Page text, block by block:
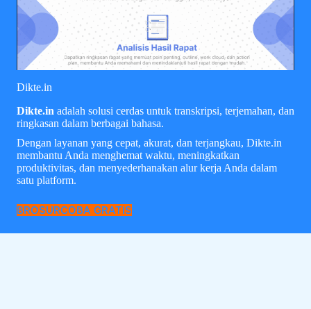
Dikte.in
Dikte.in adalah solusi cerdas untuk transkripsi, terjemahan, dan
ringkasan dalam berbagai bahasa.
Dengan layanan yang cepat, akurat, dan terjangkau, Dikte.in
membantu Anda menghemat waktu, meningkatkan
produktivitas, dan menyederhanakan alur kerja Anda dalam
satu platform.
BROSURCOBA GRATIS